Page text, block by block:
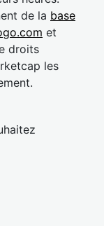
de la base
et
droits
les